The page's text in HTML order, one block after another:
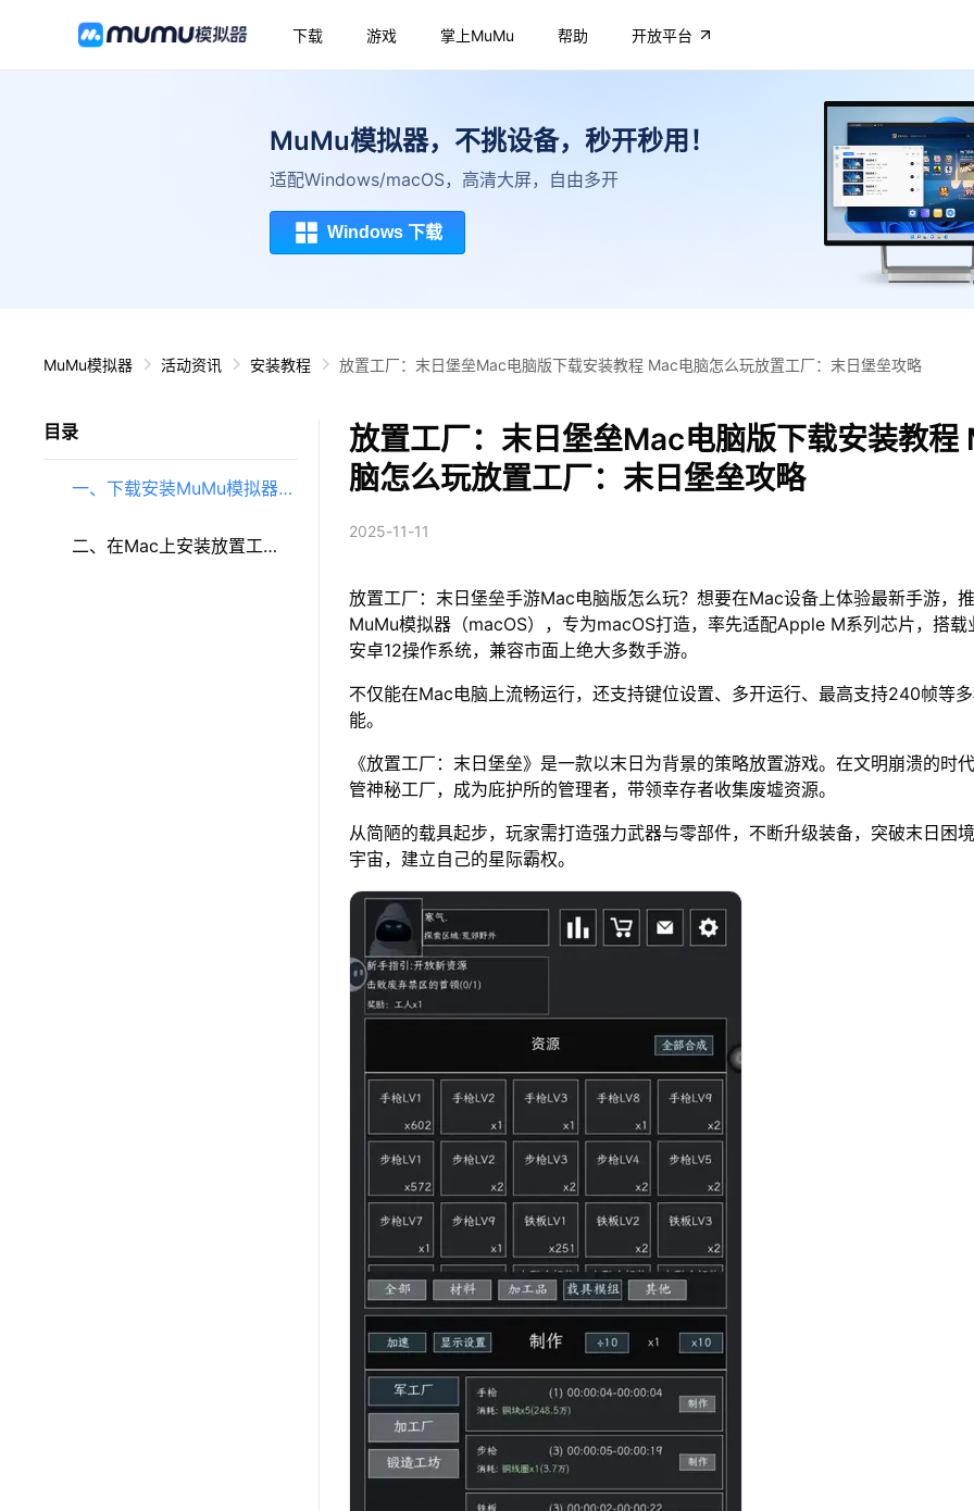
下载 游戏 掌上MuMu 帮助 开放平台
MuMu模拟器，不挑设备，秒开秒用！
适配Windows/macOS，高清大屏，自由多开
Windows 下载
MuMu模拟器 活动资讯 安装教程 放置工厂：末日堡垒Mac电脑版下载安装教程 Mac电脑怎么玩放置工厂：末日堡垒攻略
目录
一、下载安装MuMu模拟器
（macOS）（原MuMu模拟
二、在Mac上安装放置工
放置工厂：末日堡垒Mac电脑版下载安装教程
脑怎么玩放置工厂：末日堡垒攻略
2025-11-11
放置工厂：末日堡垒手游Mac电脑版怎么玩？想要在Mac设备上体验最新手游，
MuMu模拟器（macOS），专为macOS打造，率先适配Apple M系列芯片，搭载
安卓12操作系统，兼容市面上绝大多数手游。
不仅能在Mac电脑上流畅运行，还支持键位设置、多开运行、最高支持240帧等
能。
《放置工厂：末日堡垒》是一款以末日为背景的策略放置游戏。在文明崩溃的时
管神秘工厂，成为庇护所的管理者，带领幸存者收集废墟资源。
从简陋的载具起步，玩家需打造强力武器与零部件，不断升级装备，突破末日困
宇宙，建立自己的星际霸权。